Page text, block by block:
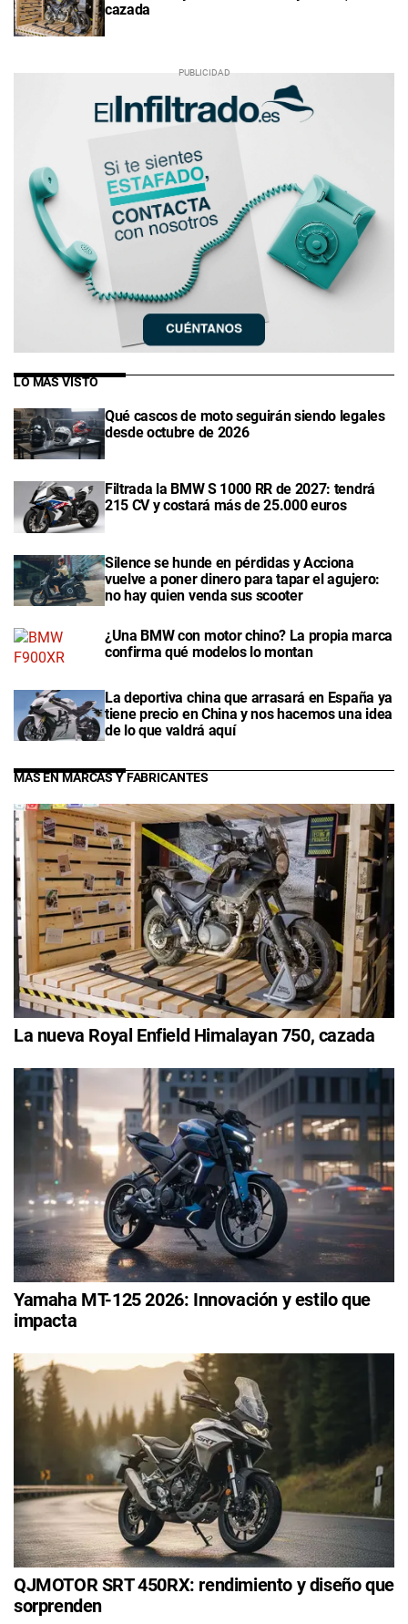
cazada
LO MÁS VISTO
Qué cascos de moto seguirán siendo legales
desde octubre de 2026
Filtrada la BMW S 1000 RR de 2027: tendrá
215 CV y costará más de 25.000 euros
Silence se hunde en pérdidas y Acciona
vuelve a poner dinero para tapar el agujero:
no hay quien venda sus scooter
¿Una BMW con motor chino? La propia marca
confirma qué modelos lo montan
La deportiva china que arrasará en España ya
tiene precio en China y nos hacemos una idea
de lo que valdrá aquí
MÁS EN MARCAS Y FABRICANTES
La nueva Royal Enfield Himalayan 750, cazada
Yamaha MT-125 2026: Innovación y estilo que
impacta
QJMOTOR SRT 450RX: rendimiento y diseño que
sorprenden